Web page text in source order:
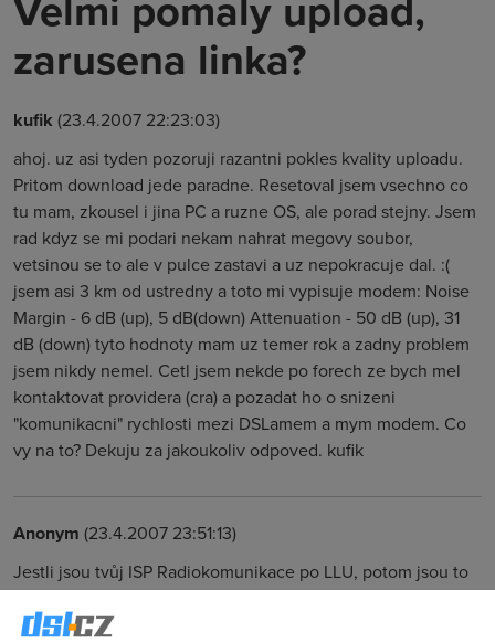
zarusena linka?
kufik (23.4.2007 22:23:03)
ahoj. uz asi tyden pozoruji razantni pokles kvality uploadu.
Pritom download jede paradne. Resetoval jsem vsechno co
tu mam, zkousel i jina PC a ruzne OS, ale porad stejny. Jsem
rad kdyz se mi podari nekam nahrat megovy soubor,
vetsinou se to ale v pulce zastavi a uz nepokracuje dal. :(
jsem asi 3 km od ustredny a toto mi vypisuje modem: Noise
Margin - 6 dB (up), 5 dB(down) Attenuation - 50 dB (up), 31
dB (down) tyto hodnoty mam uz temer rok a zadny problem
jsem nikdy nemel. Cetl jsem nekde po forech ze bych mel
kontaktovat providera (cra) a pozadat ho o snizeni
"komunikacni" rychlosti mezi DSLamem a mym modem. Co
vy na to? Dekuju za jakoukoliv odpoved. kufik
Anonym (23.4.2007 23:51:13)
Jestli jsou tvůj ISP Radiokomunikace po LLU, potom jsou to
normální hodnoty. Ten útlum je sice o hodně vyšší, než by
člověk rád viděl, ale můžeš být na horším vedení. Pokud je